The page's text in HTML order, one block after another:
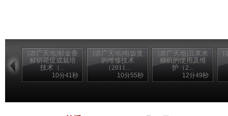
[农广天地]郁金香
鲜切花促成栽培
技术（...
10分41秒
[农广天地]电饭煲
的维修技术
（2011...
10分55秒
[农广天地]豆浆米
糊机的使用及维
护（2...
12分49秒
[